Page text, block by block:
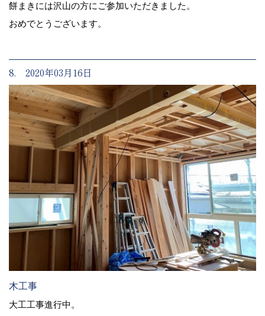
餅まきには沢山の方にご参加いただきました。
おめでとうございます。
8. 2020年03月16日
木工事
大工工事進行中。